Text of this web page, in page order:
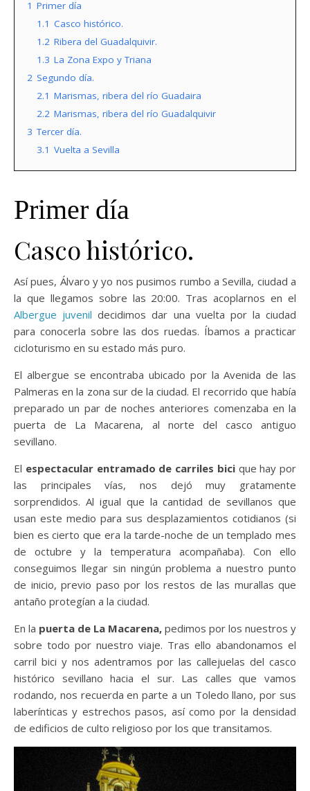
1 Primer día
1.1 Casco histórico.
1.2 Ribera del Guadalquivir.
1.3 La Zona Expo y Triana
2 Segundo día.
2.1 Marismas, ribera del río Guadaira
2.2 Marismas, ribera del río Guadalquivir
3 Tercer día.
3.1 Vuelta a Sevilla
Primer día
Casco histórico.
Así pues, Álvaro y yo nos pusimos rumbo a Sevilla, ciudad a
la que llegamos sobre las 20:00. Tras acoplarnos en el
Albergue juvenil decidimos dar una vuelta por la ciudad
para conocerla sobre las dos ruedas. Íbamos a practicar
cicloturismo en su estado más puro.
El albergue se encontraba ubicado por la Avenida de las
Palmeras en la zona sur de la ciudad. El recorrido que había
preparado un par de noches anteriores comenzaba en la
puerta de La Macarena, al norte del casco antiguo
sevillano.
El espectacular entramado de carriles bicique hay por
las principales vías, nos dejó muy gratamente
sorprendidos. Al igual que la cantidad de sevillanos que
usan este medio para sus desplazamientos cotidianos (si
bien es cierto que era la tarde-noche de un templado mes
de octubre y la temperatura acompañaba). Con ello
conseguimos llegar sin ningún problema a nuestro punto
de inicio, previo paso por los restos de las murallas que
antaño protegían a la ciudad.
En la puerta de La Macarena, pedimos por los nuestros y
sobre todo por nuestro viaje. Tras ello abandonamos el
carril bici y nos adentramos por las callejuelas del casco
histórico sevillano hacia el sur. Las calles que vamos
rodando, nos recuerda en parte a un Toledo llano, por sus
laberínticas y estrechos pasos, así como por la densidad
de edificios de culto religioso por los que transitamos.